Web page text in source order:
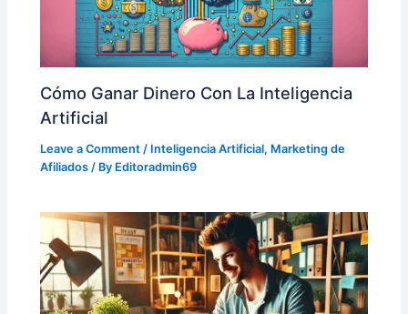
Cómo Ganar Dinero Con La Inteligencia
Artificial
Leave a Comment / Inteligencia Artificial, Marketing de
Afiliados / By Editoradmin69